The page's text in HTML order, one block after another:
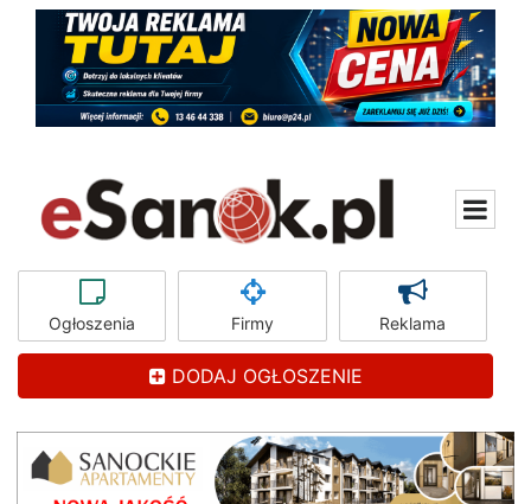
Ogłoszenia Firmy Reklama
DODAJ OGŁOSZENIE